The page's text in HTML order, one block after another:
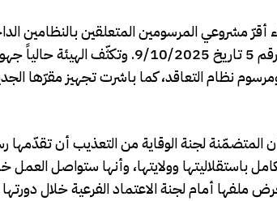
أقرّ مشروعي المرسومين المتعلقين بالنظامين
الوقاية من التعذيب بموجب القرار رقم 5
نظام التعاقد، كما باشرت تجهيز مقرّها
المتضمّنة لجنة الوقاية من التعذيب أن
باستقلاليتها وولايتها، وأنها ستواصل
ملفها أمام لجنة الاعتماد الفرعية خلال